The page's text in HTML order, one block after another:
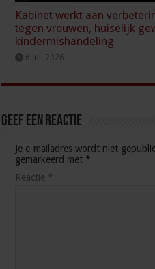
Kabinet werkt aan
tegen vrouwen, huiselijk
kindermishandeling
6 juli 2026
Geef een reactie
Je e-mailadres wordt niet
gemarkeerd met *
Reactie *